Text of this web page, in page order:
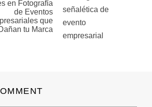
en Fotografía
de Eventos
que
tu Marca